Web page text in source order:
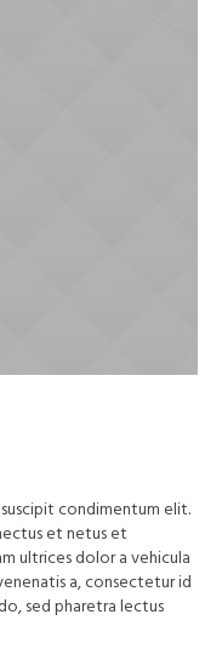
condimentum elit.
et netus et
ultrices dolor a vehicula
a, consectetur id
sed pharetra lectus